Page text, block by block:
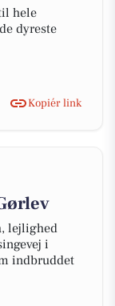
hele
dyreste
Kopiér link
lejlighed
i
indbruddet